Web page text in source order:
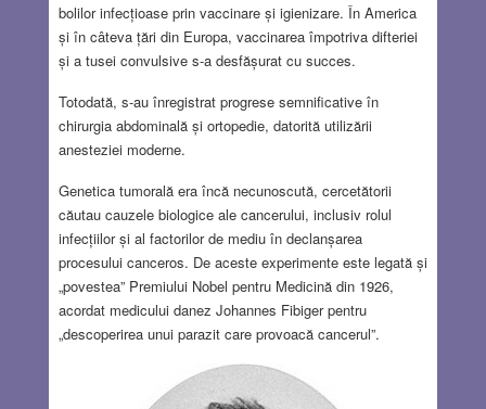
bolilor infecțioase prin vaccinare și igienizare. În America
și în câteva țări din Europa, vaccinarea împotriva difteriei
și a tusei convulsive s-a desfășurat cu succes.
Totodată, s-au înregistrat progrese semnificative în
chirurgia abdominală și ortopedie, datorită utilizării
anesteziei moderne.
Genetica tumorală era încă necunoscută, cercetătorii
căutau cauzele biologice ale cancerului, inclusiv rolul
infecțiilor și al factorilor de mediu în declanșarea
procesului canceros. De aceste experimente este legată și
„povestea” Premiului Nobel pentru Medicină din 1926,
acordat medicului danez Johannes Fibiger pentru
„descoperirea unui parazit care provoacă cancerul”.